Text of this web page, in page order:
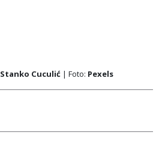
Stanko Cuculić | Foto: Pexels